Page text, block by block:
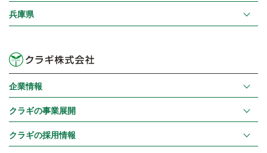
兵庫県
企業情報
クラギの事業展開
クラギの採用情報